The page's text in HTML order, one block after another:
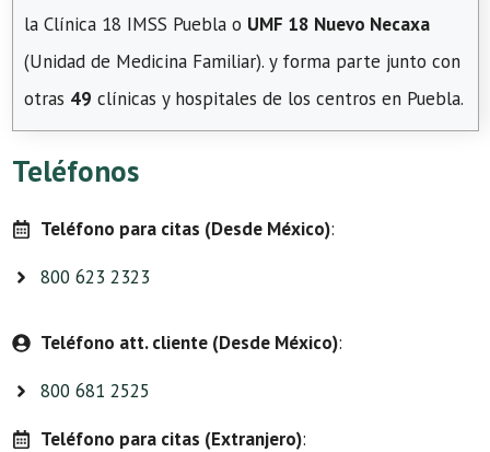
la Clínica 18 IMSS Puebla o UMF 18 Nuevo Necaxa
(Unidad de Medicina Familiar). y forma parte junto con
otras 49 clínicas y hospitales de los centros en Puebla.
Teléfonos
Teléfono para citas (Desde México):
800 623 2323
Teléfono att. cliente (Desde México):
800 681 2525
Teléfono para citas (Extranjero):